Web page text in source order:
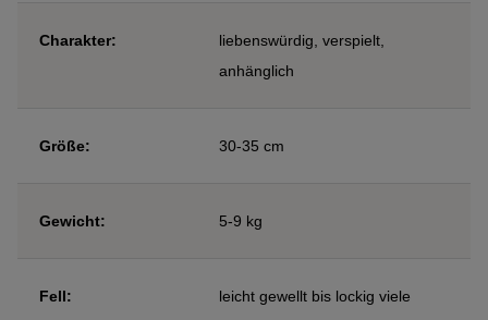
Charakter:
liebenswürdig, verspielt,
anhänglich
Größe: 30-35 cm
Gewicht: 5-9 kg
Fell:
leicht gewellt bis lockig viele